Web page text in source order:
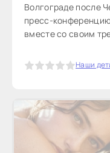
Волгограде после
пресс-
вместе со своим
Как всегда
журналистам о своих
Наши